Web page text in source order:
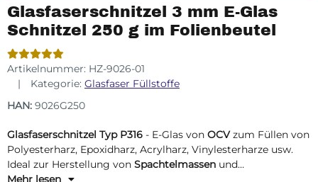
Glasfaserschnitzel 3 mm E-Glas
Schnitzel 250 g im Folienbeutel
Artikelnummer: HZ-9026-01
Kategorie: Glasfaser Füllstoffe
HAN: 9026G250
Glasfaserschnitzel Typ P316 - E-Glas von OCVzum Füllen von
Polyesterharz, Epoxidharz, Acrylharz, Vinylesterharze usw.
Ideal zur Herstellung von Spachtelmassen und
Kupplungsschichten
Mehr lesen